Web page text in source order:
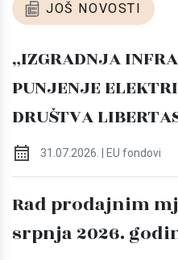
JOŠ NOVOSTI
„IZGRADNJA
PUNJENJE
DRUŠTVA
31.07.2026. | EU fondovi
Rad prodajnim
srpnja 2026.